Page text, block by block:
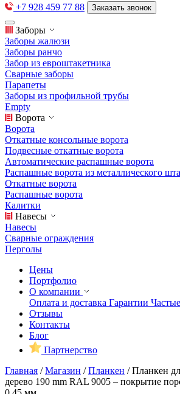
+7 928 459 77 88 Заказать звонок
Заборы
Заборы жалюзи
Заборы ранчо
Забор из евроштакетника
Сварные заборы
Парапеты
Заборы из профильной трубы
Empty
Ворота
Ворота
Откатные консольные ворота
Подвесные откатные ворота
Автоматические распашные ворота
Распашные ворота из металлического
Откатные ворота
Распашные ворота
Калитки
Навесы
Навесы
Сварные ограждения
Перголы
Цены
Портфолио
О компании
Оплата и доставка Гарантии
Отзывы
Контакты
Блог
Партнерство
Главная /Магазин /Планкен /Планкен
дерево 190 mm RAL 9005 – покрытие